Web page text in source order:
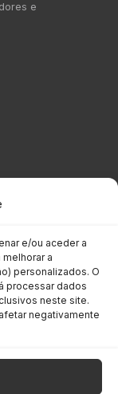
e/ou aceder a
a
personalizados. O
processar dados
neste site.
negativamente
e